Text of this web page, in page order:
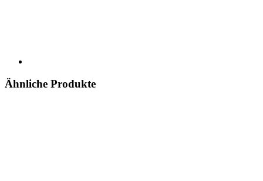
Ähnliche Produkte